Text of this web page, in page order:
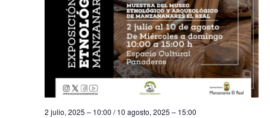
e
b
ú
s
i
s
t
a
s
d
2 julio, 2025 – 10:00 /10 agosto, 2025 – 15:00